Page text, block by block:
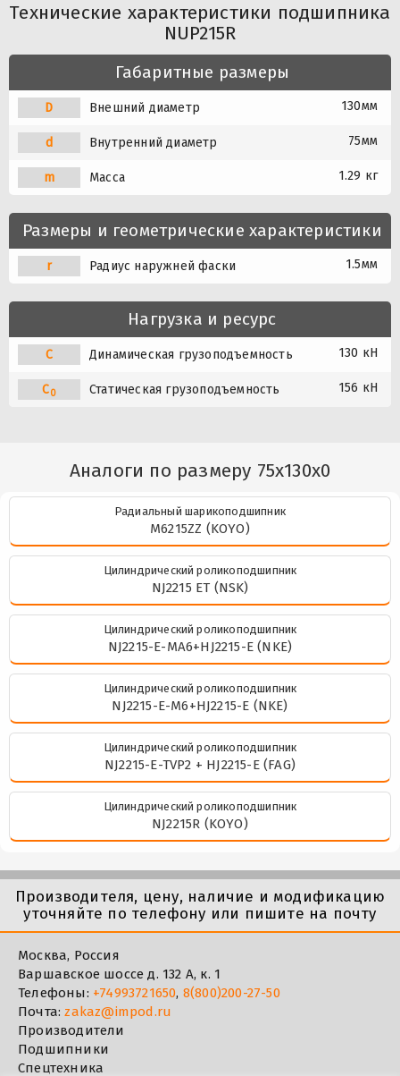
Технические характеристики подшипника
NUP215R
Габаритные размеры
D Внешний диаметр 130мм
d Внутренний диаметр 75мм
m Масса 1.29 кг
Размеры и геометрические характеристики
r Радиус наружней фаски 1.5мм
Нагрузка и ресурс
C Динамическая грузоподъемность 130 кН
C0 Статическая грузоподъемность 156 кН
Аналоги по размеру 75x130x0
Радиальный шарикоподшипник
M6215ZZ (KOYO)
Цилиндрический роликоподшипник
NJ2215 ET (NSK)
Цилиндрический роликоподшипник
NJ2215-E-MA6+HJ2215-E (NKE)
Цилиндрический роликоподшипник
NJ2215-E-M6+HJ2215-E (NKE)
Цилиндрический роликоподшипник
NJ2215-E-TVP2 + HJ2215-E (FAG)
Цилиндрический роликоподшипник
NJ2215R (KOYO)
Производителя, цену, наличие и модификацию
уточняйте по телефону или пишите на почту
Москва, Россия
Варшавское шоссе д. 132 А, к. 1
Телефоны: +74993721650, 8(800)200-27-50
Почта:zakaz@impod.ru
Производители
Подшипники
Спецтехника